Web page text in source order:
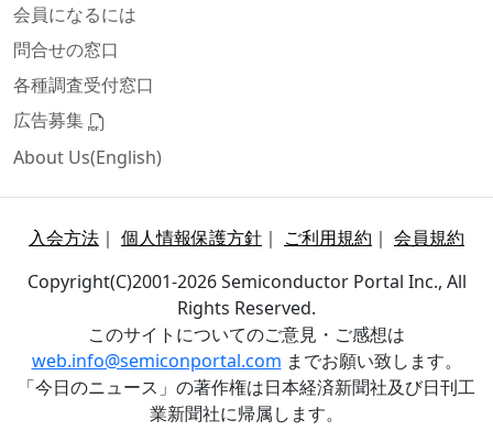
会員になるには
問合せの窓口
各種調査受付窓口
広告募集
About Us(English)
入会方法 ｜ 個人情報保護方針 ｜ ご利用規約 ｜ 会員規約
Copyright(C)2001-2026 Semiconductor Portal Inc., All
Rights Reserved.
このサイトについてのご意見・ご感想は
web.info@semiconportal.com までお願い致します。
「今日のニュース」の著作権は日本経済新聞社及び日刊工
業新聞社に帰属します。